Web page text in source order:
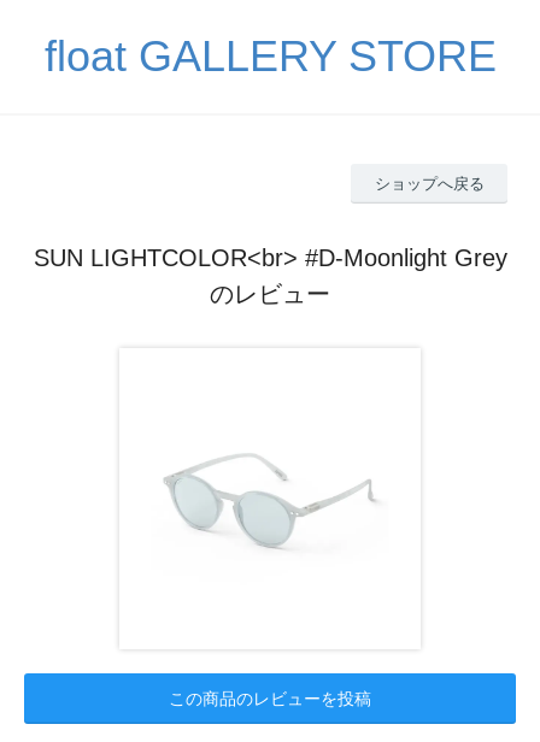
float GALLERY STORE
ショップへ戻る
SUN LIGHTCOLOR<br> #D-Moonlight Grey
のレビュー
この商品のレビューを投稿